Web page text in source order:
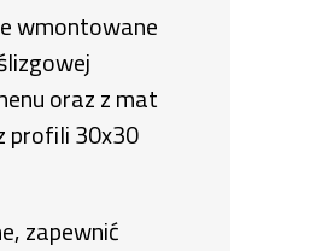
wmontowane
oraz z mat
profili 30x30
zapewnić